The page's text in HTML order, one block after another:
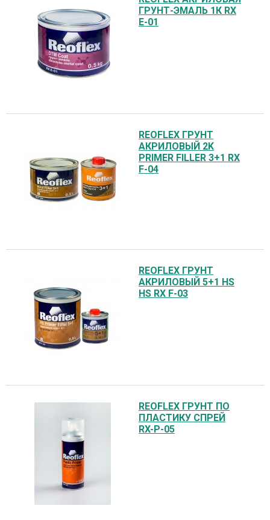
ГРУНТ-ЭМАЛЬ 1К RX
E-01
REOFLEX ГРУНТ
АКРИЛОВЫЙ 2K
PRIMER FILLER 3+1 RX
F-04
REOFLEX ГРУНТ
АКРИЛОВЫЙ 5+1 HS
HS RX F-03
REOFLEX ГРУНТ ПО
ПЛАСТИКУ СПРЕЙ
RX-P-05